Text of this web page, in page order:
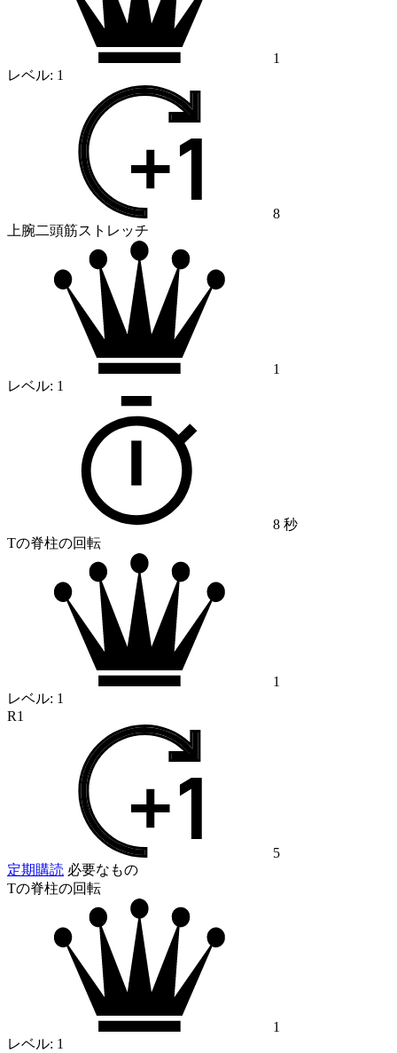
1
レベル: 1
8
上腕二頭筋ストレッチ
1
レベル: 1
8 秒
Tの脊柱の回転
1
レベル: 1
R1
5
定期購読 必要なもの
Tの脊柱の回転
1
レベル: 1